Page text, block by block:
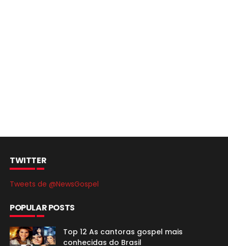
TWITTER
Tweets de @NewsGospel
POPULAR POSTS
Top 12 As cantoras gospel mais
conhecidas do Brasil